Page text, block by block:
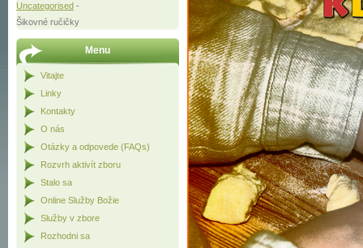
Uncategorised -
Šikovné ručičky
Menu
Vitajte
Linky
Kontakty
O nás
Otázky a odpovede (FAQs)
Rozvrh aktivít zboru
Stalo sa
Online Služby Božie
Služby v zbore
Rozhodni sa